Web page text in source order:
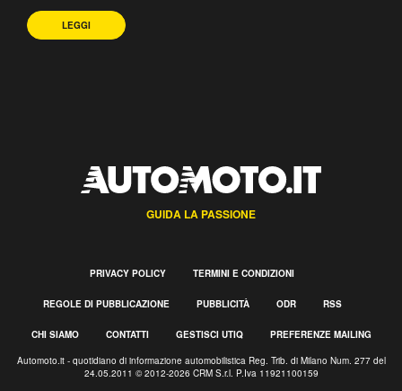
LEGGI
GUIDA LA PASSIONE
PRIVACY POLICY TERMINI E CONDIZIONI
REGOLE DI PUBBLICAZIONE PUBBLICITÀ ODR RSS
CHI SIAMO CONTATTI GESTISCI UTIQ PREFERENZE MAILING
Automoto.it - quotidiano di informazione automobilistica Reg. Trib. di Milano Num. 277 del
24.05.2011 © 2012-2026 CRM S.r.l. P.Iva 11921100159